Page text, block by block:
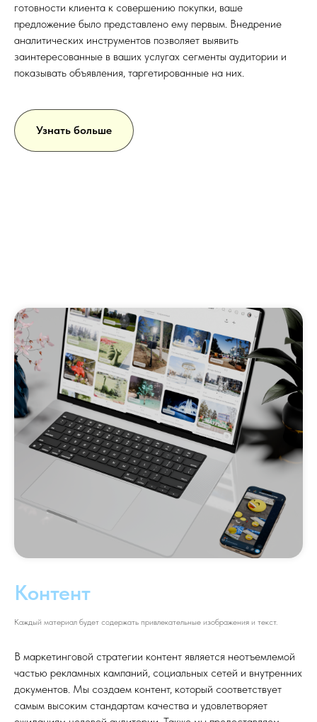
готовности клиента к совершению покупки, ваше
предложение было представлено ему первым. Внедрение
аналитических инструментов позволяет выявить
заинтересованные в ваших услугах сегменты аудитории и
показывать объявления, таргетированные на них.
Узнать больше
Контент
Каждый материал будет содержать привлекательные изображения и текст.
В маркетинговой стратегии контент является неотъемлемой
частью рекламных кампаний, социальных сетей и внутренних
документов. Мы создаем контент, который соответствует
самым высоким стандартам качества и удовлетворяет